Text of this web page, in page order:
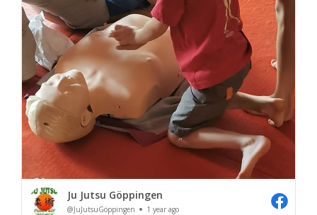
Ju Jutsu Göppingen
@JuJutsuGöppingen 1 year ago